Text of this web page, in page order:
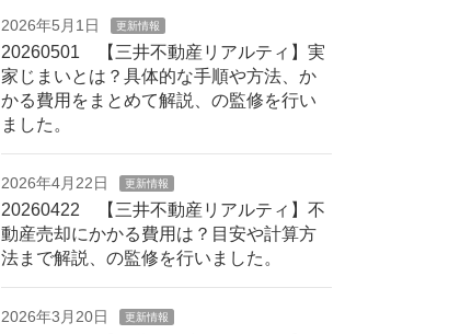
2026年5月1日 更新情報
20260501 【三井不動産リアルティ】実
家じまいとは？具体的な手順や方法、か
かる費用をまとめて解説、の監修を行い
ました。
2026年4月22日 更新情報
20260422 【三井不動産リアルティ】不
動産売却にかかる費用は？目安や計算方
法まで解説、の監修を行いました。
2026年3月20日 更新情報